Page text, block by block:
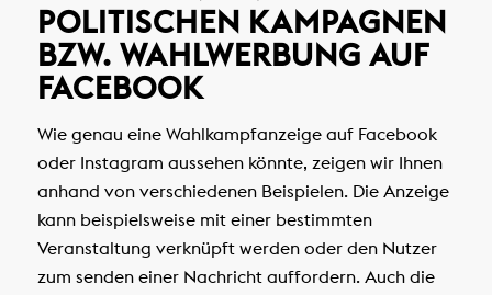
POLITISCHEN KAMPAGNEN
BZW. WAHLWERBUNG AUF
FACEBOOK
Wie genau eine Wahlkampfanzeige auf Facebook
oder Instagram aussehen könnte, zeigen wir Ihnen
anhand von verschiedenen Beispielen. Die Anzeige
kann beispielsweise mit einer bestimmten
Veranstaltung verknüpft werden oder den Nutzer
zum senden einer Nachricht auffordern. Auch die